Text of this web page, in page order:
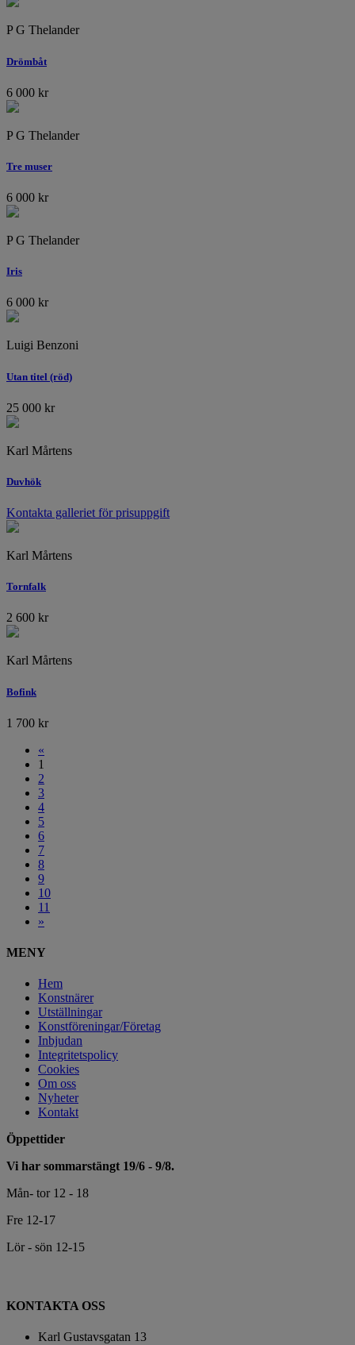
P G Thelander
Drömbåt
6 000 kr
P G Thelander
Tre muser
6 000 kr
P G Thelander
Iris
6 000 kr
Luigi Benzoni
Utan titel (röd)
25 000 kr
Karl Mårtens
Duvhök
Kontakta galleriet för prisuppgift
Karl Mårtens
Tornfalk
2 600 kr
Karl Mårtens
Bofink
1 700 kr
«
1
2
3
4
5
6
7
8
9
10
11
»
MENY
Hem
Konstnärer
Utställningar
Konstföreningar/Företag
Inbjudan
Integritetspolicy
Cookies
Om oss
Nyheter
Kontakt
Öppettider
Vi har sommarstängt 19/6 - 9/8.
Mån- tor 12 - 18
Fre 12-17
Lör - sön 12-15
KONTAKTA OSS
Karl Gustavsgatan 13